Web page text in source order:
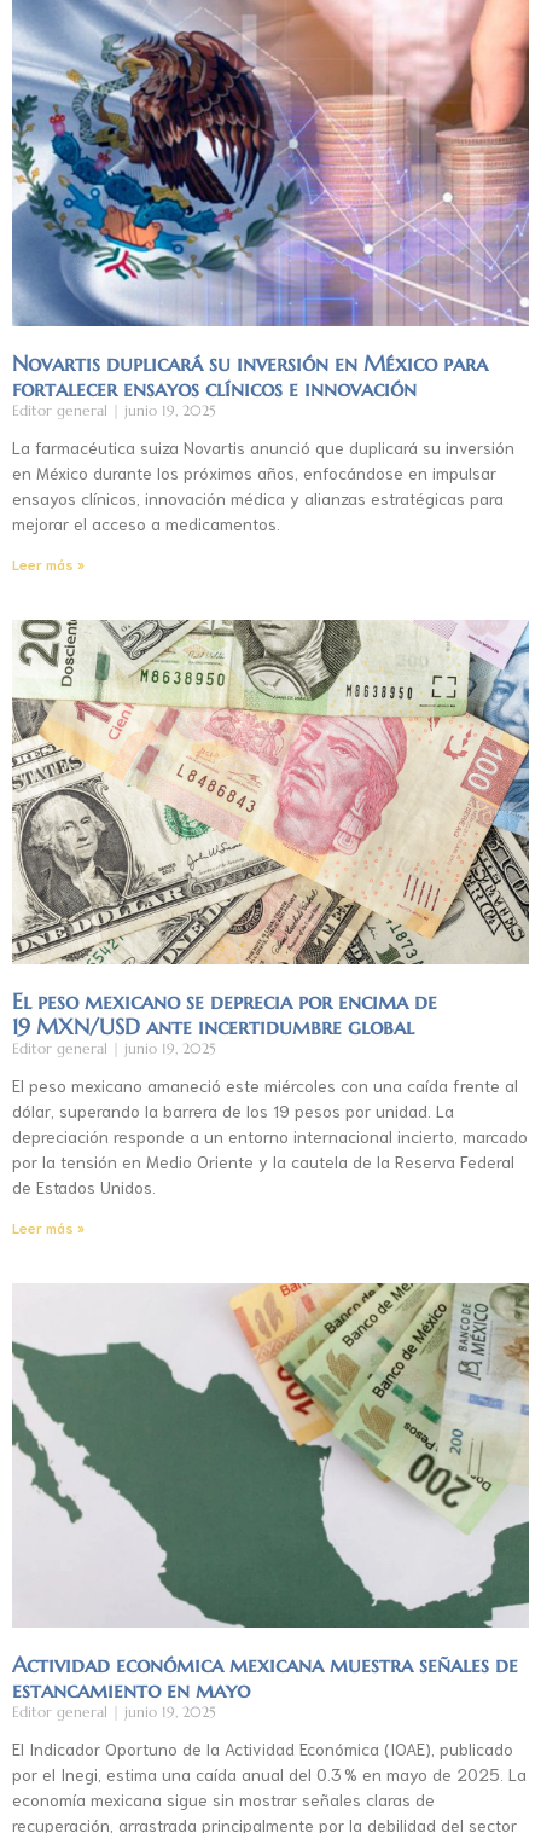
Novartis duplicará su inversión en México para
fortalecer ensayos clínicos e innovación
Editor general junio 19, 2025
La farmacéutica suiza Novartis anunció que duplicará su inversión
en México durante los próximos años, enfocándose en impulsar
ensayos clínicos, innovación médica y alianzas estratégicas para
mejorar el acceso a medicamentos.
Leer más »
El peso mexicano se deprecia por encima de
19 MXN/USD ante incertidumbre global
Editor general junio 19, 2025
El peso mexicano amaneció este miércoles con una caída frente al
dólar, superando la barrera de los 19 pesos por unidad. La
depreciación responde a un entorno internacional incierto, marcado
por la tensión en Medio Oriente y la cautela de la Reserva Federal
de Estados Unidos.
Leer más »
Actividad económica mexicana muestra señales de
estancamiento en mayo
Editor general junio 19, 2025
El Indicador Oportuno de la Actividad Económica (IOAE), publicado
por el Inegi, estima una caída anual del 0.3 % en mayo de 2025. La
economía mexicana sigue sin mostrar señales claras de
recuperación, arrastrada principalmente por la debilidad del sector